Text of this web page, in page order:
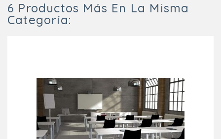
6 Productos Más En La Misma
Categoría: